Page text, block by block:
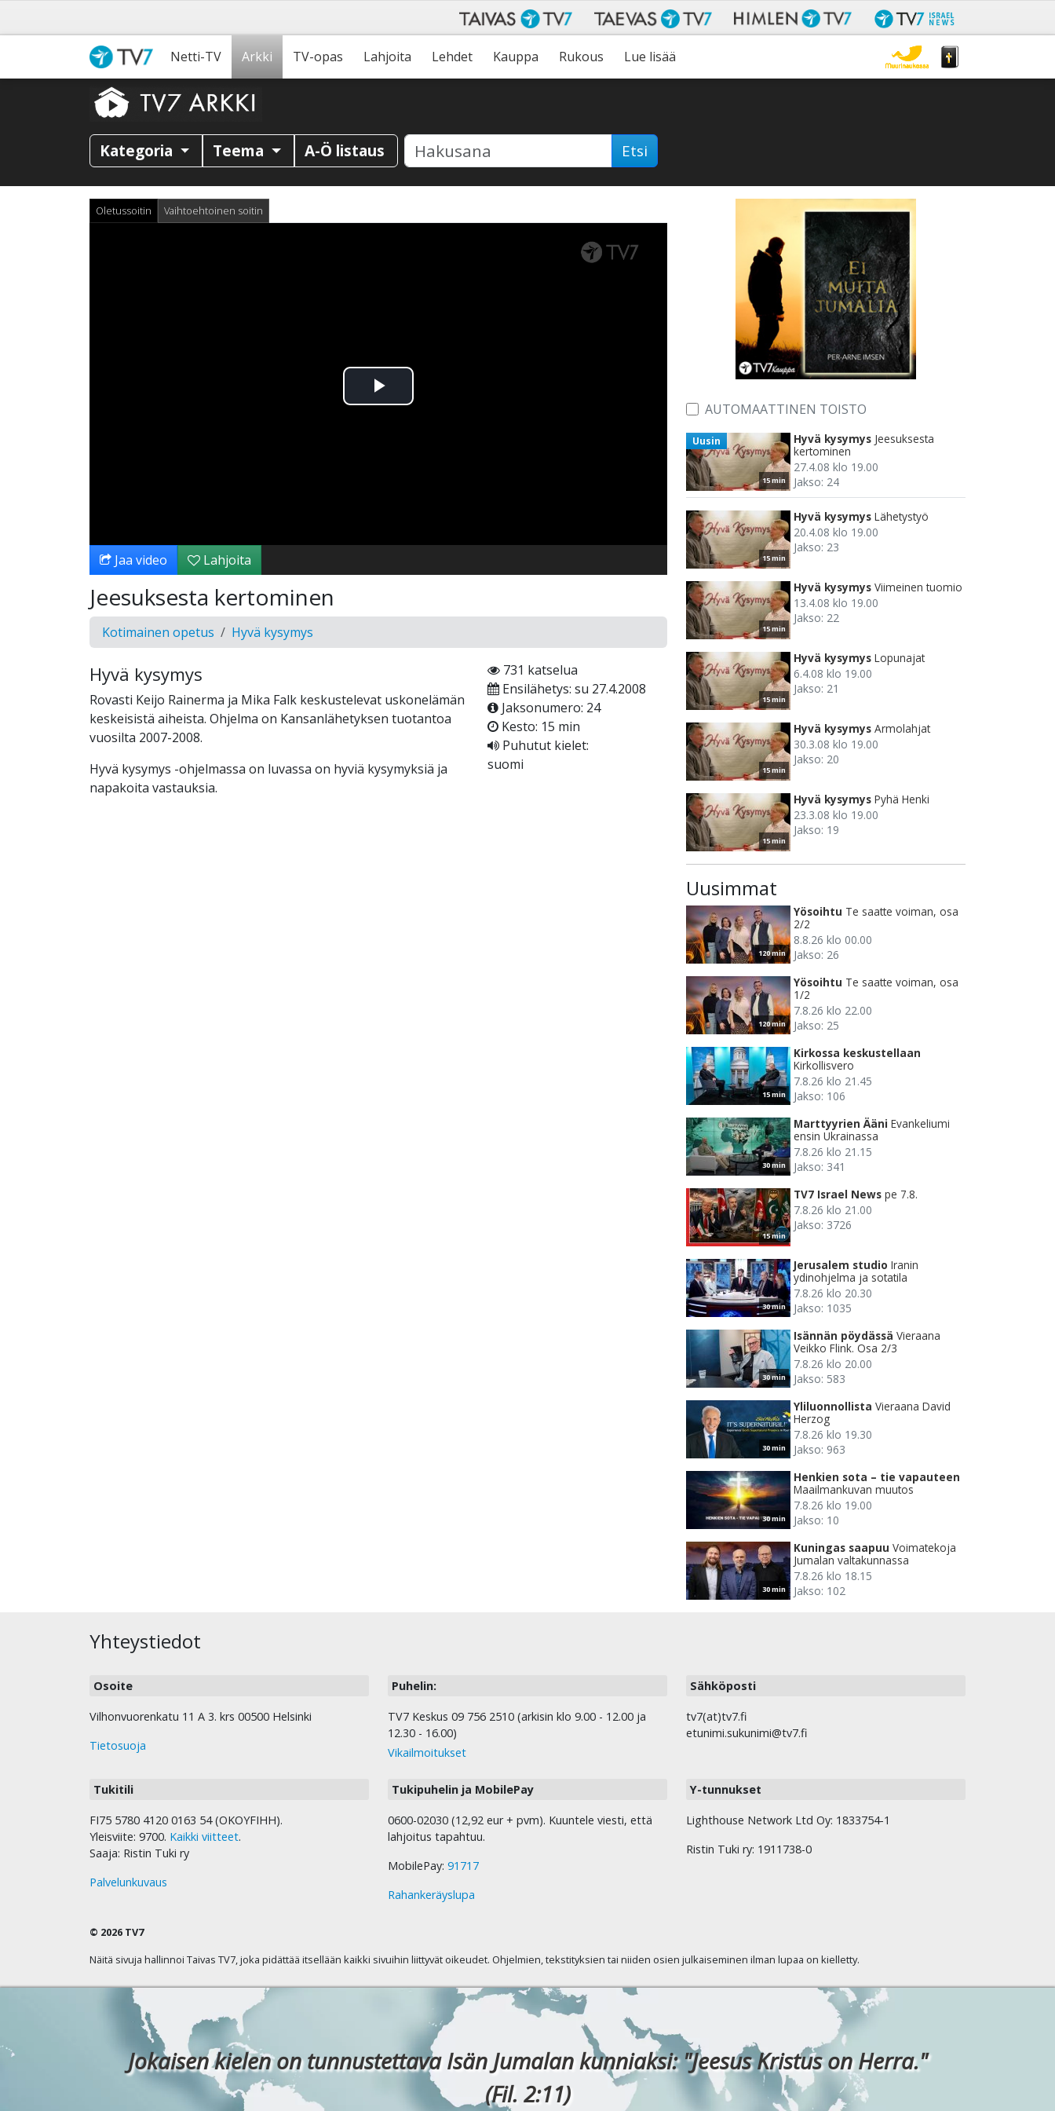
Netti-TV Arkki TV-opas Lahjoita Lehdet Kauppa Rukous Lue lisää
Kategoria Teema A-Ö listaus Etsi
Oletussoitin Vaihtoehtoinen soitin
Toista
Jaa video Lahjoita
Jeesuksesta kertominen
Kotimainen opetus Hyvä kysymys
Hyvä kysymys
Rovasti Keijo Rainerma ja Mika Falk keskustelevat uskonelämän
keskeisistä aiheista. Ohjelma on Kansanlähetyksen tuotantoa
vuosilta 2007-2008.
Hyvä kysymys -ohjelmassa on luvassa on hyviä kysymyksiä ja
napakoita vastauksia.
731 katselua
Ensilähetys: su 27.4.2008
Jaksonumero: 24
Kesto: 15 min
Puhutut kielet:
suomi
AUTOMAATTINEN TOISTO
15 min
Uusin Hyvä kysymys Jeesuksesta
kertominen
27.4.08 klo 19.00
Jakso: 24
15 min
Hyvä kysymys Lähetystyö
20.4.08 klo 19.00
Jakso: 23
15 min
Hyvä kysymys Viimeinen tuomio
13.4.08 klo 19.00
Jakso: 22
15 min
Hyvä kysymys Lopunajat
6.4.08 klo 19.00
Jakso: 21
15 min
Hyvä kysymys Armolahjat
30.3.08 klo 19.00
Jakso: 20
15 min
Hyvä kysymys Pyhä Henki
23.3.08 klo 19.00
Jakso: 19
Uusimmat
120 min
Yösoihtu Te saatte voiman, osa
2/2
8.8.26 klo 00.00
Jakso: 26
120 min
Yösoihtu Te saatte voiman, osa
1/2
7.8.26 klo 22.00
Jakso: 25
15 min
Kirkossa keskustellaan
Kirkollisvero
7.8.26 klo 21.45
Jakso: 106
30 min
Marttyyrien Ääni Evankeliumi
ensin Ukrainassa
7.8.26 klo 21.15
Jakso: 341
15 min
TV7 Israel News pe 7.8.
7.8.26 klo 21.00
Jakso: 3726
30 min
Jerusalem studio Iranin
ydinohjelma ja sotatila
7.8.26 klo 20.30
Jakso: 1035
30 min
Isännän pöydässä Vieraana
Veikko Flink. Osa 2/3
7.8.26 klo 20.00
Jakso: 583
30 min
Yliluonnollista Vieraana David
Herzog
7.8.26 klo 19.30
Jakso: 963
30 min
Henkien sota – tie vapauteen
Maailmankuvan muutos
7.8.26 klo 19.00
Jakso: 10
30 min
Kuningas saapuu Voimatekoja
Jumalan valtakunnassa
7.8.26 klo 18.15
Jakso: 102
Yhteystiedot
Osoite
Vilhonvuorenkatu 11 A 3. krs 00500 Helsinki
Tietosuoja
Puhelin:
TV7 Keskus 09 756 2510 (arkisin klo 9.00 - 12.00 ja
12.30 - 16.00)
Vikailmoitukset
Sähköposti
tv7(at)tv7.fi
etunimi.sukunimi@tv7.fi
Tukitili
FI75 5780 4120 0163 54 (OKOYFIHH).
Yleisviite: 9700. Kaikki viitteet.
Saaja: Ristin Tuki ry
Palvelunkuvaus
Tukipuhelin ja MobilePay
0600-02030 (12,92 eur + pvm). Kuuntele viesti, että
lahjoitus tapahtuu.
MobilePay: 91717
Rahankeräyslupa
Y-tunnukset
Lighthouse Network Ltd Oy: 1833754-1
Ristin Tuki ry: 1911738-0
© 2026 TV7
Näitä sivuja hallinnoi Taivas TV7, joka pidättää itsellään kaikki sivuihin liittyvät oikeudet. Ohjelmien, tekstityksien tai niiden osien julkaiseminen ilman lupaa on kielletty.
Jokaisen kielen on tunnustettava Isän Jumalan kunniaksi: "Jeesus Kristus on Herra."
(Fil. 2:11)